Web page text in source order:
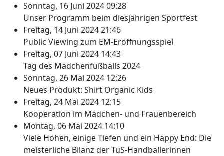
Sonntag, 16 Juni 2024 09:28
Unser Programm beim diesjährigen Sportfest
Freitag, 14 Juni 2024 21:46
Public Viewing zum EM-Eröffnungsspiel
Freitag, 07 Juni 2024 14:43
Tag des Mädchenfußballs 2024
Sonntag, 26 Mai 2024 12:26
Neues Produkt: Shirt Organic Kids
Freitag, 24 Mai 2024 12:15
Kooperation im Mädchen- und Frauenbereich
Montag, 06 Mai 2024 14:10
Viele Höhen, einige Tiefen und ein Happy End: Die
meisterliche Bilanz der TuS-Handballerinnen